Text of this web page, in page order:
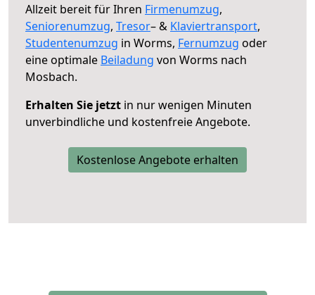
Allzeit bereit für Ihren Firmenumzug,
Seniorenumzug, Tresor– & Klaviertransport,
Studentenumzug in Worms, Fernumzug oder
eine optimale Beiladung von Worms nach
Mosbach.
Erhalten Sie jetzt in nur wenigen Minuten
unverbindliche und kostenfreie Angebote.
Kostenlose Angebote erhalten